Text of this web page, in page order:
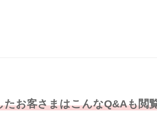
たお客さまはこんなQ&Aも閲